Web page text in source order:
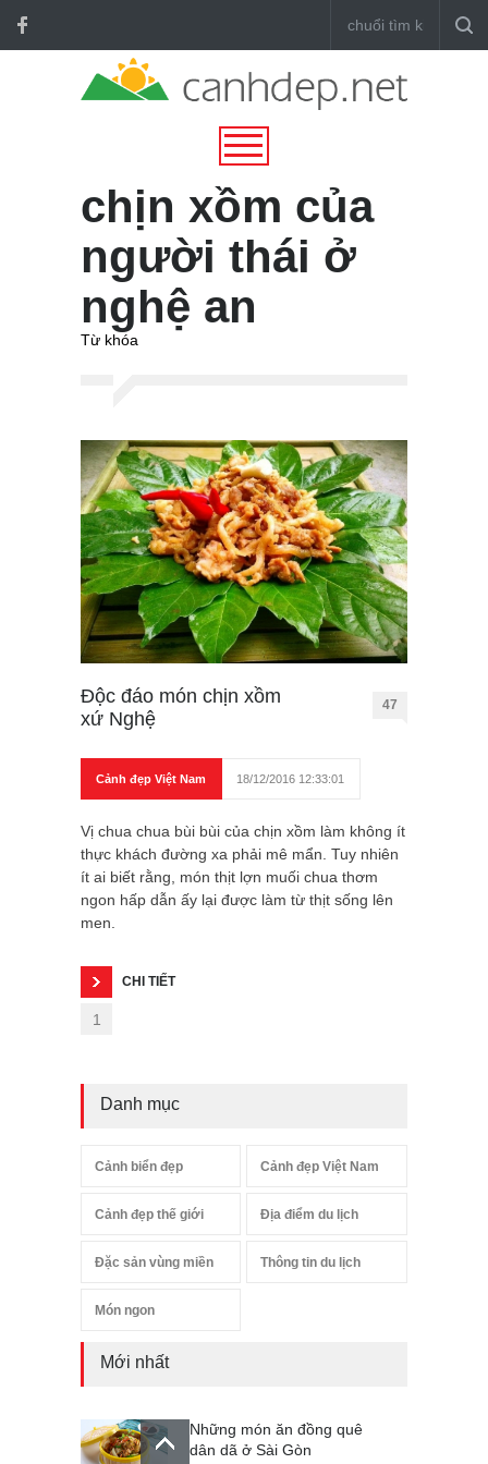
chịn xồm của
người thái ở
nghệ an
Từ khóa
Độc đáo món chịn xồm
xứ Nghệ
47
Cảnh đẹp Việt Nam 18/12/2016 12:33:01
Vị chua chua bùi bùi của chịn xồm làm không ít
thực khách đường xa phải mê mẩn. Tuy nhiên
ít ai biết rằng, món thịt lợn muối chua thơm
ngon hấp dẫn ấy lại được làm từ thịt sống lên
men.
CHI TIẾT
1
Danh mục
Cảnh biển đẹp Cảnh đẹp Việt Nam
Cảnh đẹp thế giới Địa điểm du lịch
Đặc sản vùng miền Thông tin du lịch
Món ngon
Mới nhất
Những món ăn đồng quê
dân dã ở Sài Gòn